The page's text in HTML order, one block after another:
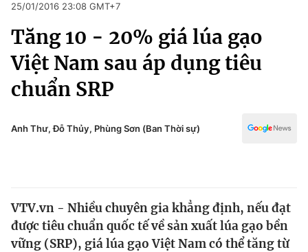
Chuyên mục
Chính trị
Thế giới
Xã hội
Pháp luật
Kinh tế
Thể thao
Truyền hình
Đời sống
25/01/2016 23:08 GMT+7
Tăng 10 - 20% giá lúa gạo
Việt Nam sau áp dụng tiêu
chuẩn SRP
Anh Thư, Đỗ Thủy, Phùng Sơn (Ban Thời sự)
VTV.vn - Nhiều chuyên gia khẳng định, nếu đạt
được tiêu chuẩn quốc tế về sản xuất lúa gạo bền
vững (SRP), giá lúa gạo Việt Nam có thể tăng từ